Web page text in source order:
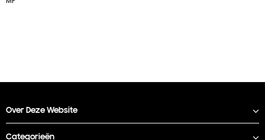
Over Deze Website
Categorieën